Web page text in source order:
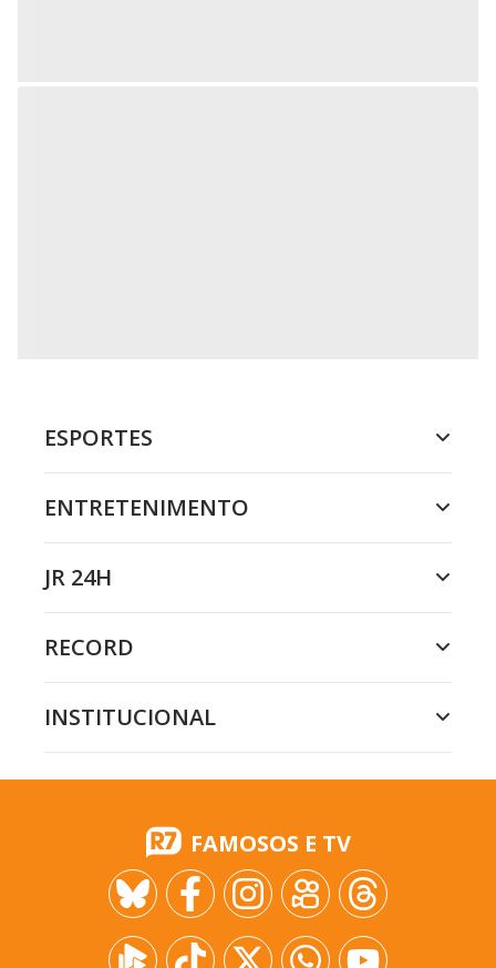
ESPORTES
ENTRETENIMENTO
JR 24H
RECORD
INSTITUCIONAL
FAMOSOS E TV